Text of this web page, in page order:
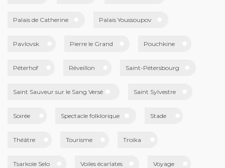
Palais de Catherine Palais Youssoupov
Pavlovsk Pierre le Grand Pouchkine
Péterhof Réveillon Saint-Pétersbourg
Saint Sauveur sur le Sang Versé Saint Sylvestre
Soirée Spectacle folklorique Stade
Théâtre Tourisme Troïka
Tsarkoïe Selo Voiles écarlates Voyage